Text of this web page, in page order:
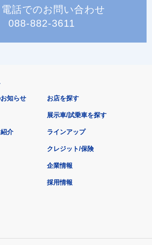
電話でのお問い合わせ
088-882-3611
知らせ
介
お店を探す
展示車/試乗車を探す
ラインアップ
クレジット/保険
企業情報
採用情報